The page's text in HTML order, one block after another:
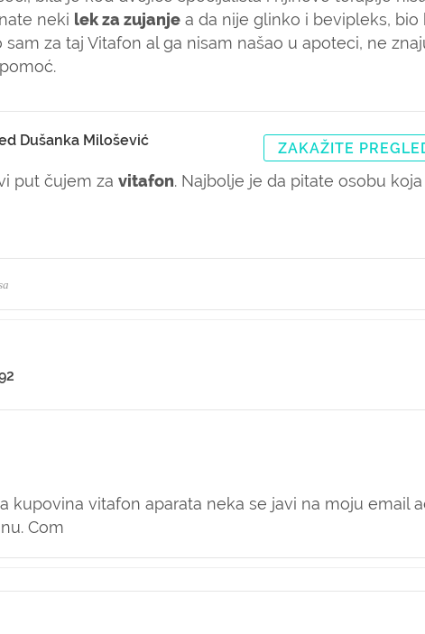
neki lek za zujanje a da nije glinko i bevipleks, bio
sam za taj Vitafon al ga nisam našao u apoteci, ne
Dušanka Milošević ZAKAŽITE
put čujem za vitafon. Najbolje je da pitate osobu koja
kupovina vitafon aparata neka se javi na moju email
Com